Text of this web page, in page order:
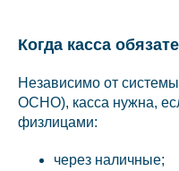
Когда касса
Независимо от
ОСНО), касса нужна,
физлицами:
через наличные;